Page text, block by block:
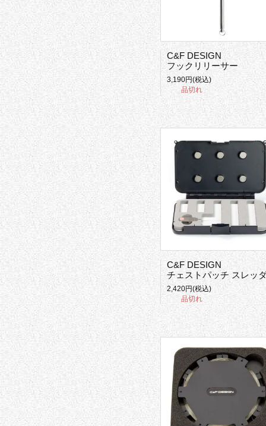
C&F DESIGN
フックリリーサー
3,190円(税込)
品切れ
C&F DESIGN
チェストパッチ スレッ
2,420円(税込)
品切れ